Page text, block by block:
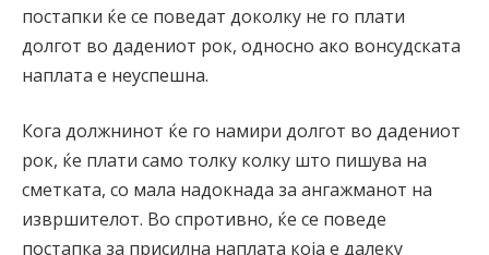
постапки ќе се поведат доколку не го плати
долгот во дадениот рок, односно ако вонсудската
наплата е неуспешна.
Кога должнинот ќе го намири долгот во дадениот
рок, ќе плати само толку колку што пишува на
сметката, со мала надокнада за ангажманот на
извршителот. Во спротивно, ќе се поведе
постапка за присилна наплата која е далеку